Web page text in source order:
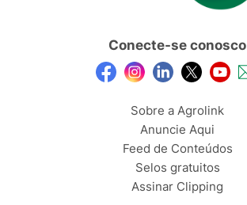
Conecte-se conosco
Sobre a Agrolink
Anuncie Aqui
Feed de Conteúdos
Selos gratuitos
Assinar Clipping